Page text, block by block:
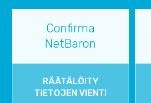
Confirma
NetBaron
RÄÄTÄLÖITY
TIETOJEN VIENTI